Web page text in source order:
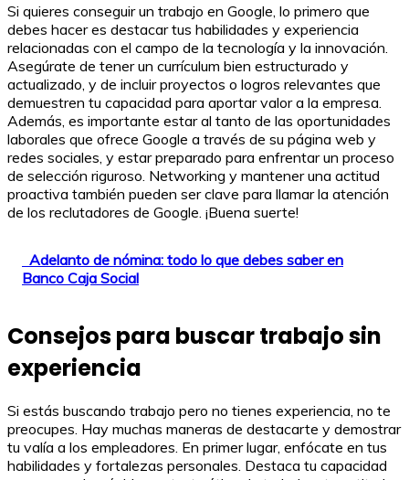
Si quieres conseguir un trabajo en Google, lo primero que
debes hacer es destacar tus habilidades y experiencia
relacionadas con el campo de la tecnología y la innovación.
Asegúrate de tener un currículum bien estructurado y
actualizado, y de incluir proyectos o logros relevantes que
demuestren tu capacidad para aportar valor a la empresa.
Además, es importante estar al tanto de las oportunidades
laborales que ofrece Google a través de su página web y
redes sociales, y estar preparado para enfrentar un proceso
de selección riguroso. Networking y mantener una actitud
proactiva también pueden ser clave para llamar la atención
de los reclutadores de Google. ¡Buena suerte!
Adelanto de nómina: todo lo que debes saber en
Banco Caja Social
Consejos para buscar trabajo sin
experiencia
Si estás buscando trabajo pero no tienes experiencia, no te
preocupes. Hay muchas maneras de destacarte y demostrar
tu valía a los empleadores. En primer lugar, enfócate en tus
habilidades y fortalezas personales. Destaca tu capacidad